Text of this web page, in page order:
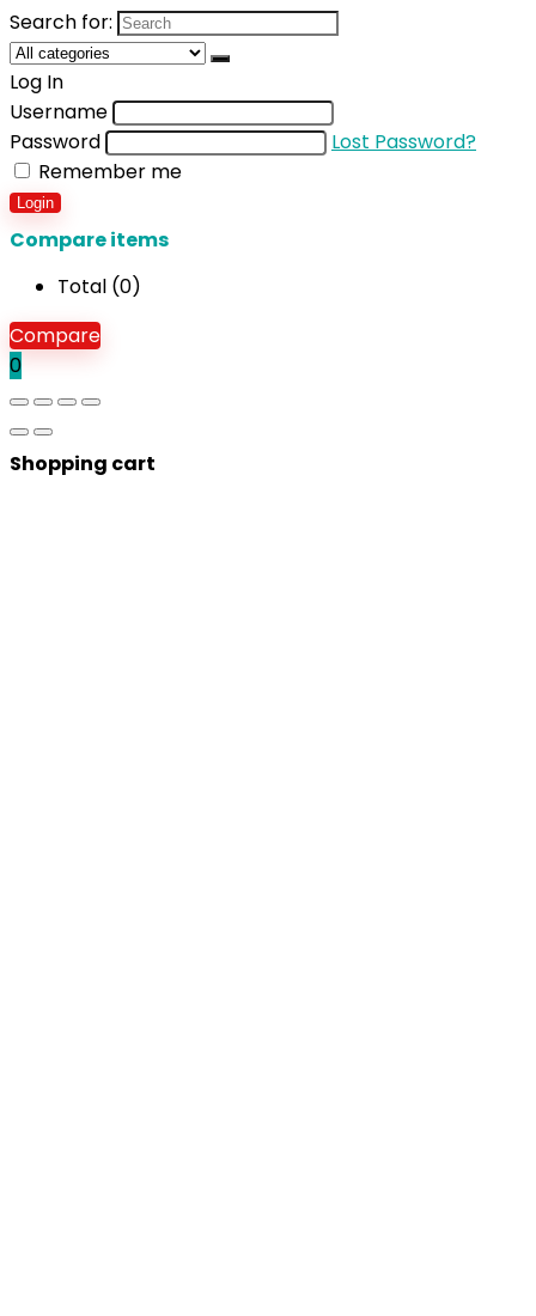
Search for:
Log In
Username
Password
Lost Password?
Remember me
Login
Compare items
Total (0)
Compare
0
Shopping cart